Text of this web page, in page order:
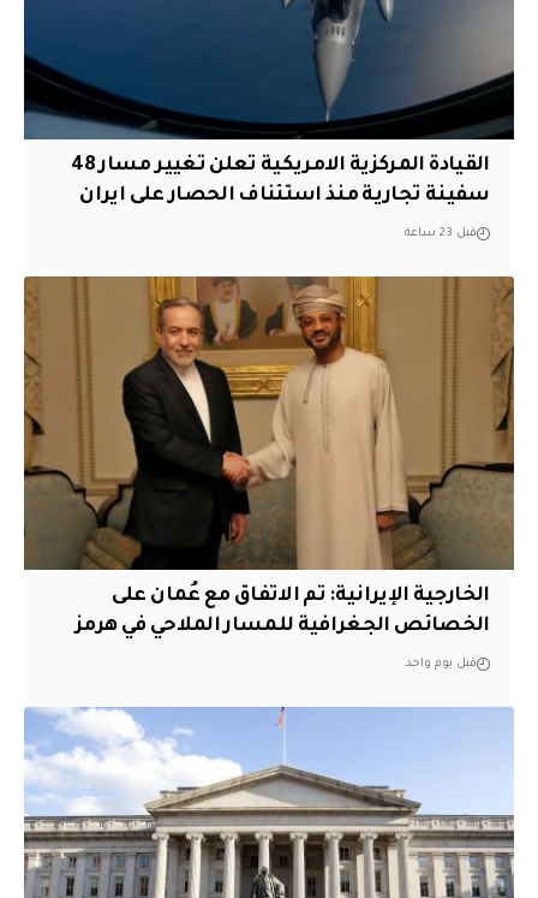
القيادة المركزية الامريكية تعلن تغيير مسار 48
سفينة تجارية منذ استئناف الحصار على ايران
قبل 23 ساعة
‏الخارجية الإيرانية: تم الاتفاق مع عُمان على
الخصائص الجغرافية للمسار الملاحي في هرمز
قبل يوم واحد